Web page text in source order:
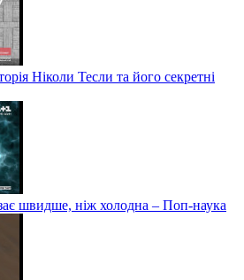
Ніколи Тесли та його секретні
швидше, ніж холодна – Поп-наука